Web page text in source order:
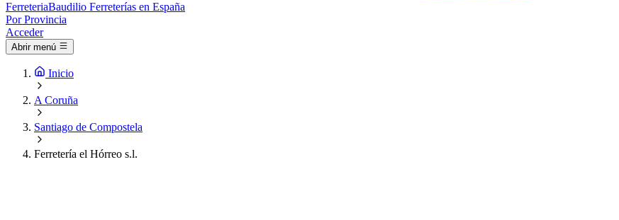
FerreteriaBaudilio Ferreterías en España
Por Provincia
Acceder
Abrir menú
Inicio
A Coruña
Santiago de Compostela
Ferretería el Hórreo s.l.